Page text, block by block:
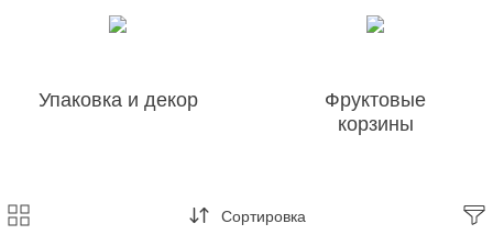
Упаковка и декор
Фруктовые
корзины
Сортировка